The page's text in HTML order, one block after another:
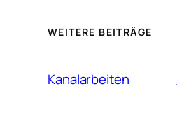
WEITERE BEITRÄGE
Kanalarbeiten